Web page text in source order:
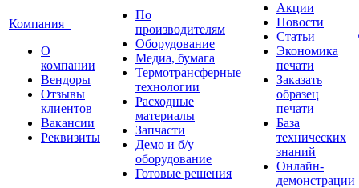
Компания
О
компании
Вендоры
Отзывы
клиентов
Вакансии
Реквизиты
По
производителям
Оборудование
Медиа, бумага
Термотрансферные
технологии
Расходные
материалы
Запчасти
Демо и б/у
оборудование
Готовые решения
Акции
Новости
Статьи
Экономика
печати
Заказать
образец
печати
База
технических
знаний
Онлайн-
демонстрации